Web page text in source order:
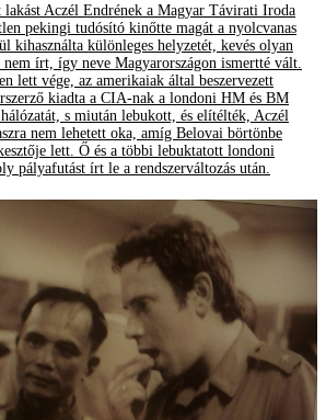
Aczél Endrének a Magyar Távirati Iroda
pekingi tudósító kinőtte magát a nyolcvanas
kihasználta különleges helyzetét, kevés olyan
írt, így neve Magyarországon ismertté vált.
lett vége, az amerikaiak által beszervezett
kiadta a CIA-nak a londoni HM és BM
s miután lebukott, és elítélték, Aczél
nem lehetett oka, amíg Belovai börtönbe
lett. Ő és a többi lebuktatott londoni
pályafutást írt le a rendszerváltozás után.